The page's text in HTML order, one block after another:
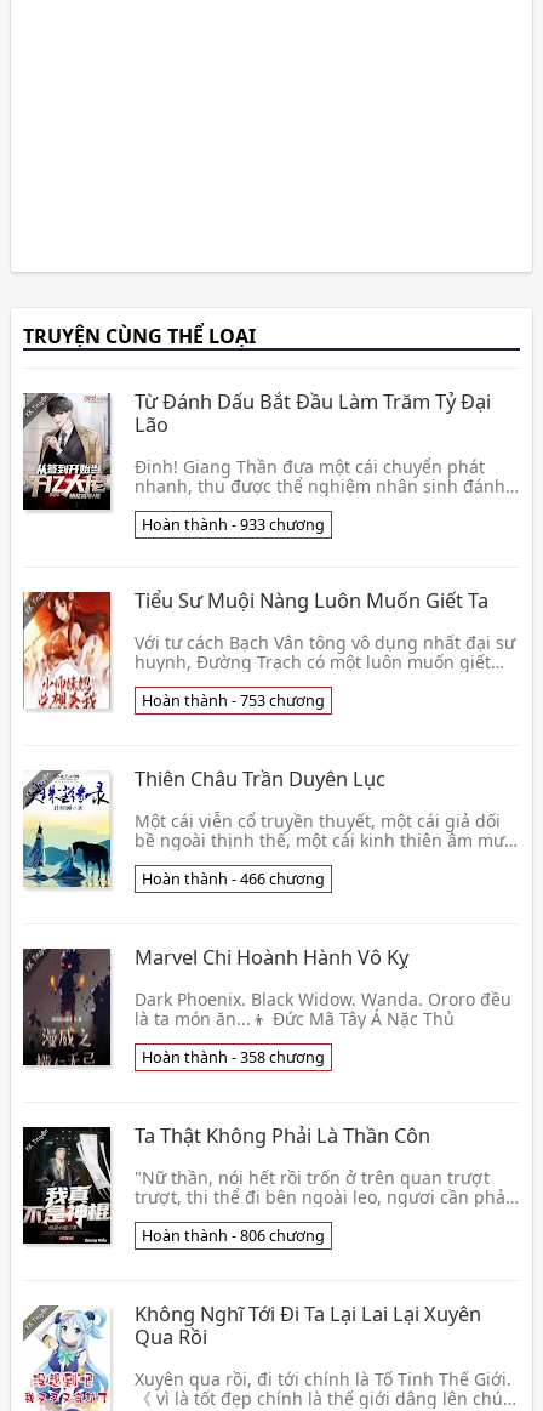
TRUYỆN CÙNG THỂ LOẠI
Từ Đánh Dấu Bắt Đầu Làm Trăm Tỷ Đại
Lão
Đinh! Giang Thần đưa một cái chuyển phát
nhanh, thu được thể nghiệm nhân sinh đánh
Lamborghini Veneno, kéo 👦 Tình Ức Lưu Niên
Hoàn thành - 933 chương
Tiểu Sư Muội Nàng Luôn Muốn Giết Ta
Với tư cách Bạch Vân tông vô dụng nhất đại sư
huynh, Đường Trạch có một luôn muốn giết
muội 👦 Chiêu Tài Thanh Thang
Hoàn thành - 753 chương
Thiên Châu Trần Duyên Lục
Một cái viễn cổ truyền thuyết, một cái giả dối
bề ngoài thịnh thế, một cái kinh thiên âm mưu,
👦 Quân Hà Cố
Hoàn thành - 466 chương
Marvel Chi Hoành Hành Vô Kỵ
Dark Phoenix. Black Widow. Wanda. Ororo đều
là ta món ăn...👦 Đức Mã Tây Á Nặc Thủ
Hoàn thành - 358 chương
Ta Thật Không Phải Là Thần Côn
"Nữ thần, nói hết rồi trốn ở trên quan trượt
trượt, thi thể đi bên ngoài leo, ngươi cần phải
x👦 Kháp Linh Tiểu Đạo
Hoàn thành - 806 chương
Không Nghĩ Tới Đi Ta Lại Lai Lại Xuyên
Qua Rồi
Xuyên qua rồi, đi tới chính là Tố Tinh Thế Giới.
《 vì là tốt đẹp chính là thế giới dâng lên chúc